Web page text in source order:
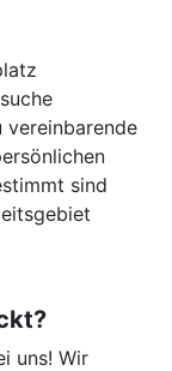
sind
uns! Wir